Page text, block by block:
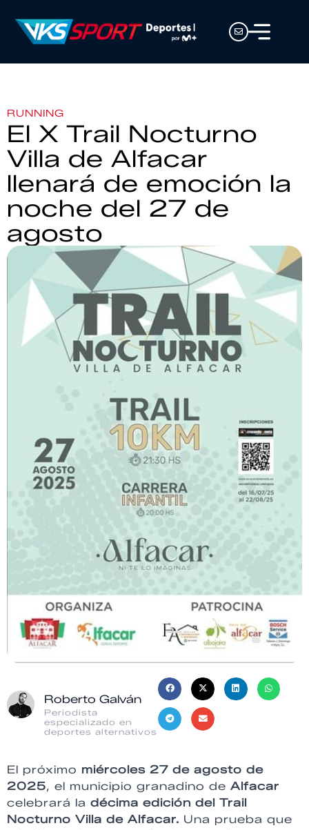
RUNNING
El X Trail Nocturno
Villa de Alfacar
llenará de emoción la
noche del 27 de
agosto
Roberto Galván
Periodista
especializado en
deportes alternativos
El próximo miércoles 27 de agosto de
2025, el municipio granadino de Alfacar
celebrará la décima edición del Trail
Nocturno Villa de Alfacar. Una prueba que